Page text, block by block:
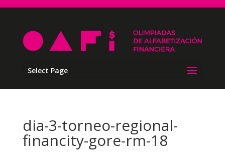
Select Page
dia-3-torneo-regional-
financity-gore-rm-18